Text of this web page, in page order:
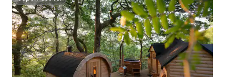
Superhostiteľ